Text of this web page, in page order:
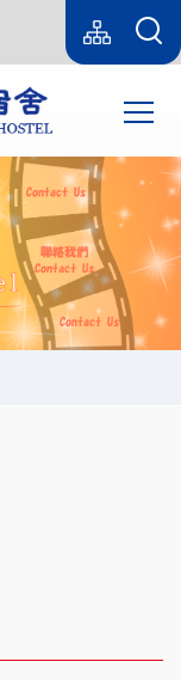
Language
switcher
sitemap(tc)